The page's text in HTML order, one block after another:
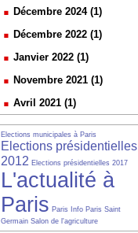
Décembre 2024 (1)
Décembre 2022 (1)
Janvier 2022 (1)
Novembre 2021 (1)
Avril 2021 (1)
Elections municipales à Paris
Elections présidentielles
2012 Elections présidentielles 2017
L'actualité à
Paris Paris Info Paris Saint
Germain Salon de l'agriculture